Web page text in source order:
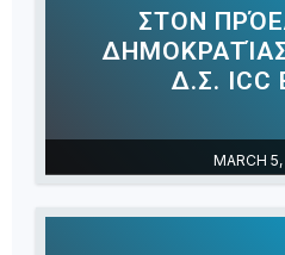
MARCH
ΣΤΟΝ
Δ.Σ. ICC